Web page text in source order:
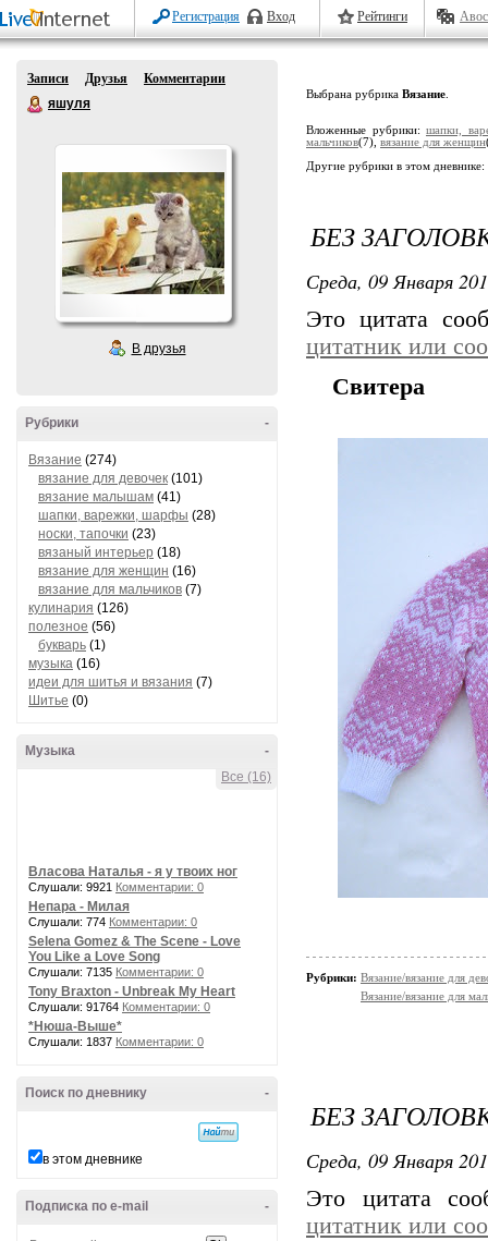
Регистрация Вход Рейтинги
Записи Друзья
Комментарии
яшуля
В друзья
-
Рубрики
Вязание (274)
вязание для девочек (101)
вязание малышам (41)
шапки, варежки, шарфы (28)
носки, тапочки (23)
вязаный интерьер (18)
вязание для женщин (16)
вязание для мальчиков (7)
кулинария (126)
полезное (56)
букварь (1)
музыка (16)
идеи для шитья и вязания (7)
Шитье (0)
-
Музыка
Все (16)
Власова Наталья - я у твоих ног
Слушали: 9921 Комментарии: 0
Непара - Милая
Слушали: 774 Комментарии: 0
Selena Gomez & The Scene - Love
You Like a Love Song
Слушали: 7135 Комментарии: 0
Tony Braxton - Unbreak My Heart
Слушали: 91764 Комментарии: 0
*Нюша-Выше*
Слушали: 1837 Комментарии: 0
-
Поиск по дневнику
в этом дневнике
-
Подписка по e-mail
Выбрана рубрика Вязание
Вложенные рубрики: шапки,
мальчиков(7), вязание для женщин
Другие рубрики в этом дневнике:
БЕЗ
Среда, 09 Января
Это цитата
цитатник или
Свитера
Рубрики: Вязание/вязание для
Вязание/вязание для
БЕЗ
Среда, 09 Января
Это цитата
цитатник или